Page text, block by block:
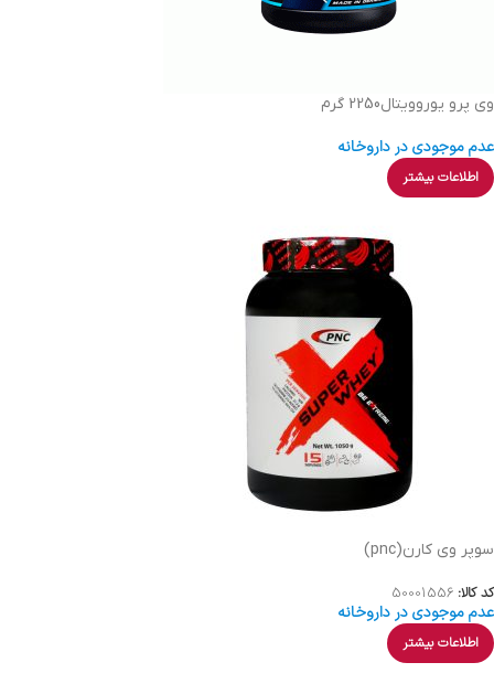
وی پرو یوروویتال2250 گرم
عدم موجودی در داروخانه
اطلاعات بیشتر
سوپر وی کارن(pnc)
کد کالا: 50001556
عدم موجودی در داروخانه
اطلاعات بیشتر